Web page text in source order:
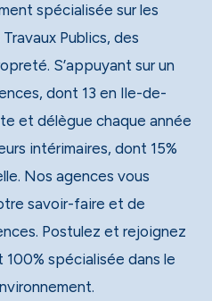
spécialisée sur les
Publics, des
sur un
dont 13 en Ile-de-
et délègue chaque année
intérimaires, dont 15%
Nos agences vous
savoir-faire et de
Postulez et rejoignez
spécialisée dans le